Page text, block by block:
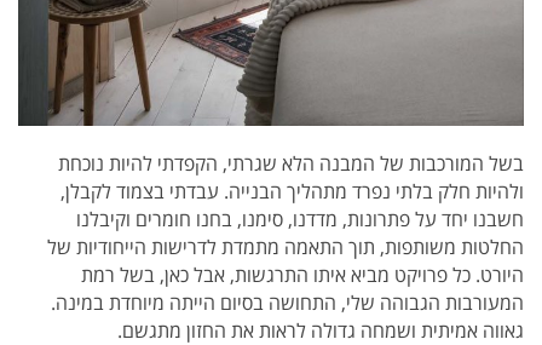
בשל המורכבות של המבנה הלא שגרתי, הקפדתי להיות נוכחת
ולהיות חלק בלתי נפרד מתהליך הבנייה. עבדתי בצמוד לקבלן,
חשבנו יחד על פתרונות, מדדנו, סימנו, בחנו חומרים וקיבלנו
החלטות משותפות, תוך התאמה מתמדת לדרישות הייחודיות של
היורט. כל פרויקט מביא איתו התרגשות, אבל כאן, בשל רמת
המעורבות הגבוהה שלי, התחושה בסיום הייתה מיוחדת במינה.
גאווה אמיתית ושמחה גדולה לראות את החזון מתגשם.